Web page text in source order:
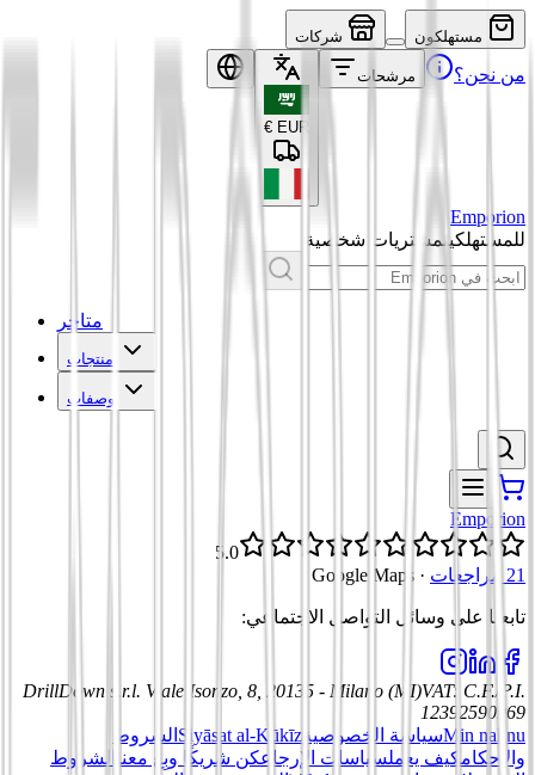
مستهلكون شركات
من نحن؟ مرشحات
EUR
€
Emporion
للمستهلكينمشتريات شخصية
متاجر
منتجات
وصفات
Emporion
5.0
21 مراجعات
·
Google Maps
تابعنا على وسائل التواصل الاجتماعي:
DrillDown s.r.l. Viale Isonzo, 8, 20135 - Milano (MI)VAT: C.F./P.I.
12392590969
Min nahnuسياسة الخصوصية Siyāsat al-Kūkīz الشروط
والأحكامكيف يعملسياسات الإرجاعكن شريكًا وبِع معنا
الشروط